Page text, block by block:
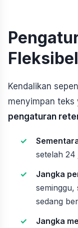
Fleksibel
Kendalikan
menyimpan teks
pengaturan
setelah 24
Jangka
sedang
Jangka